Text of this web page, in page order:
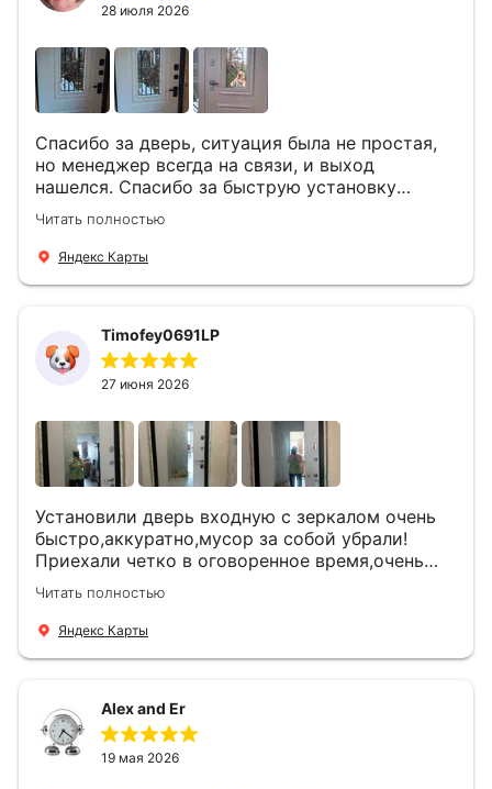
28 июля 2026
Спасибо за дверь, ситуация была не простая,
но менеджер всегда на связи, и выход
нашелся. Спасибо за быструю установку
Роману, один и привёз, и установил. Надеюсь,
что дверь нам долго послужит
Читать полностью
Яндекс Карты
Timofey0691LP
27 июня 2026
Установили дверь входную с зеркалом очень
быстро,аккуратно,мусор за собой убрали!
Приехали четко в оговоренное время,очень
вежливые,деликатные рабочие .Все
понравилось и дверь ,и работа и цена!
Читать полностью
Яндекс Карты
Alex and Er
19 мая 2026